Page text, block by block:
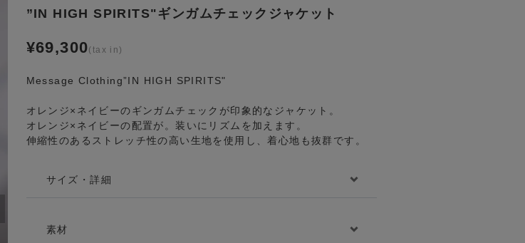
ジュエリー グッズ
”IN HIGH SPIRITS"ギンガムチェックジャケット
¥69,300
Message Clothing”IN HIGH SPIRITS"
オレンジ×ネイビーのギンガムチェックが印象的なジャケット。
オレンジ×ネイビーの配置が。装いにリズムを加えます。
伸縮性のあるストレッチ性の高い生地を使用し、着心地も抜群です。
サイズ・詳細
素材